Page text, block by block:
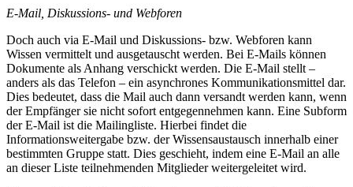
E-Mail, Diskussions- und Webforen
Doch auch via E-Mail und Diskussions- bzw. Webforen kann
Wissen vermittelt und ausgetauscht werden. Bei E-Mails können
Dokumente als Anhang verschickt werden. Die E-Mail stellt –
anders als das Telefon – ein asynchrones Kommunikationsmittel dar.
Dies bedeutet, dass die Mail auch dann versandt werden kann, wenn
der Empfänger sie nicht sofort entgegennehmen kann. Eine Subform
der E-Mail ist die Mailingliste. Hierbei findet die
Informationsweitergabe bzw. der Wissensaustausch innerhalb einer
bestimmten Gruppe statt. Dies geschieht, indem eine E-Mail an alle
an dieser Liste teilnehmenden Mitglieder weitergeleitet wird.